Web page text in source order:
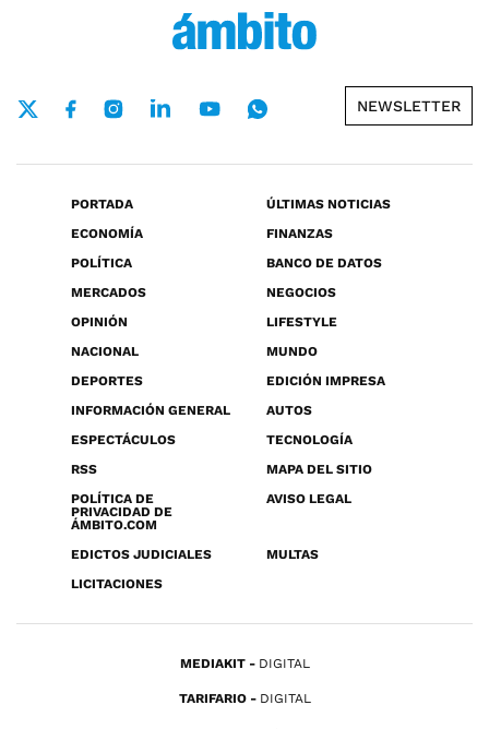
NEWSLETTER
PORTADA
ÚLTIMAS NOTICIAS
ECONOMÍA
FINANZAS
POLÍTICA
BANCO DE DATOS
MERCADOS
NEGOCIOS
OPINIÓN
LIFESTYLE
NACIONAL
MUNDO
DEPORTES
EDICIÓN IMPRESA
INFORMACIÓN GENERAL
AUTOS
ESPECTÁCULOS
TECNOLOGÍA
RSS
MAPA DEL SITIO
POLÍTICA DE
PRIVACIDAD DE
ÁMBITO.COM
AVISO LEGAL
EDICTOS JUDICIALES
MULTAS
LICITACIONES
MEDIAKIT DIGITAL
TARIFARIO DIGITAL